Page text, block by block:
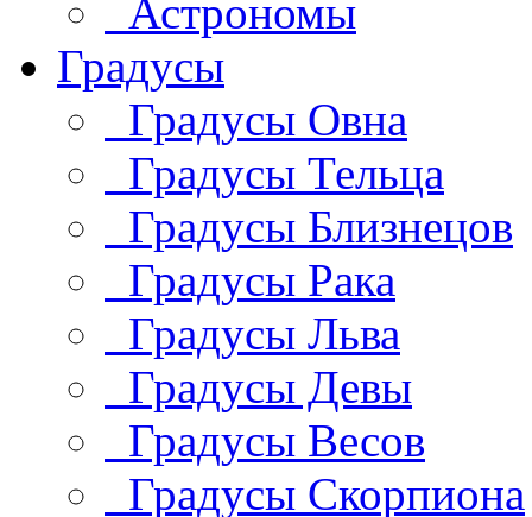
Астрономы
Градусы
Градусы Овна
Градусы Тельца
Градусы Близнецов
Градусы Рака
Градусы Льва
Градусы Девы
Градусы Весов
Градусы Скорпиона